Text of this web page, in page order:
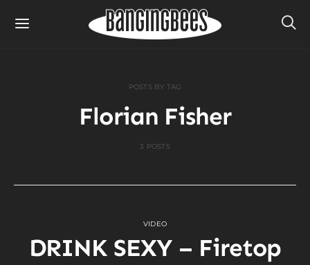
POSTS BY TAG
Florian Fisher
3 POSTS
VIDEO
DRINK SEXY – Firetop